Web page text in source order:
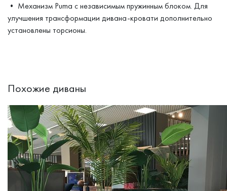
• Механизм Puma с независимым пружинным блоком. Для
улучшения трансформации дивана-кровати дополнительно
установлены торсионы.
Похожие диваны